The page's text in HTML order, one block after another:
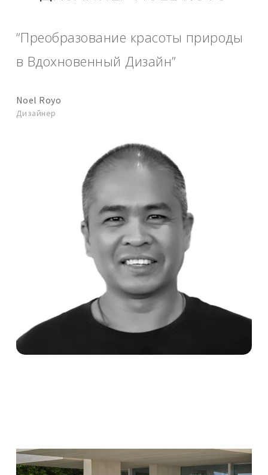
“Преобразование красоты природы
в Вдохновенный Дизайн”
Noel Royo
Дизайнер